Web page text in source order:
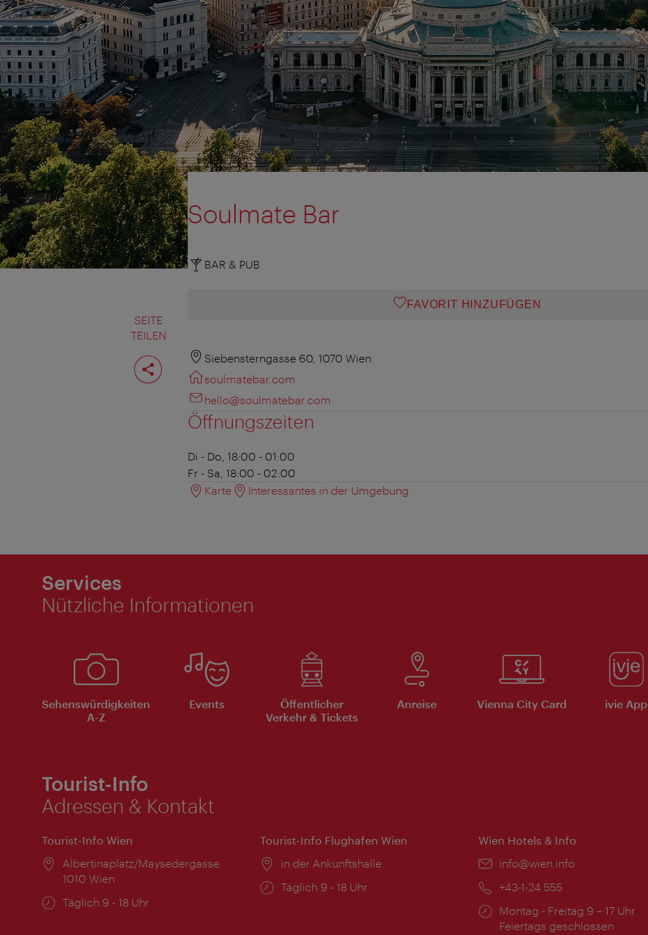
SEITE
TEILEN
Seite
teilen
Soulmate Bar
BAR & PUB
FAVORIT HINZUFÜGEN
Siebensterngasse 60, 1070 Wien
soulmatebar.com
hello@soulmatebar.com
Öffnungszeiten
Di - Do, 18:00 - 01:00
Fr - Sa, 18:00 - 02:00
Karte
Interessantes in der Umgebung
Services
Nützliche Informationen
Sehenswürdigkeiten
A-Z
Events
Öffentlicher
Verkehr & Tickets
Anreise Vienna City Card ivie App
Tourist-Info
Adressen & Kontakt
Tourist-Info Wien
Ort:
Albertinaplatz/Maysedergasse
1010 Wien
Öffnungszeiten:
Täglich 9 - 18 Uhr
Tourist-Info Flughafen Wien
Ort:
in der Ankunftshalle
Öffnungszeiten:
Täglich 9 - 18 Uhr
Wien Hotels & Info
Email:
info@wien.info
Telefon:
+43-1-24 555
Öffnungszeiten:
Montag - Freitag 9 – 17 Uhr
Feiertags geschlossen